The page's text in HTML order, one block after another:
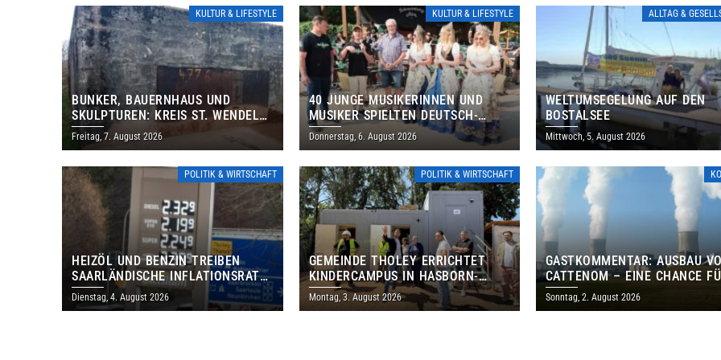
KULTUR & LIFESTYLE
BUNKER, BAUERNHAUS UND
SKULPTUREN: KREIS ST. WENDEL
LÄDT ZUM TAG DES OFFENEN
DENKMALS EIN
Freitag, 7. August 2026
KULTUR & LIFESTYLE
40 JUNGE MUSIKERINNEN UND
MUSIKER SPIELTEN DEUTSCH-
BRASILIANISCHES PROGRAMM IN
THOLEY
Donnerstag, 6. August 2026
ALLTAG &
WELTUMSEGELUNG AUF DEN
BOSTALSEE
Mittwoch, 5. August 2026
POLITIK & WIRTSCHAFT
HEIZÖL UND BENZIN TREIBEN
SAARLÄNDISCHE INFLATIONSRATE
IM JULI AUF 3,2 PROZENT
Dienstag, 4. August 2026
POLITIK & WIRTSCHAFT
GEMEINDE THOLEY ERRICHTET
KINDERCAMPUS IN HASBORN-
DAUTWEILER FÜR RUND 8,5 BIS 9
MILLIONEN EURO
Montag, 3. August 2026
GASTKOMMENTAR: AUSBAU
CATTENOM – EINE CHANCE
LOTHRINGEN UND DAS
Sonntag, 2. August 2026